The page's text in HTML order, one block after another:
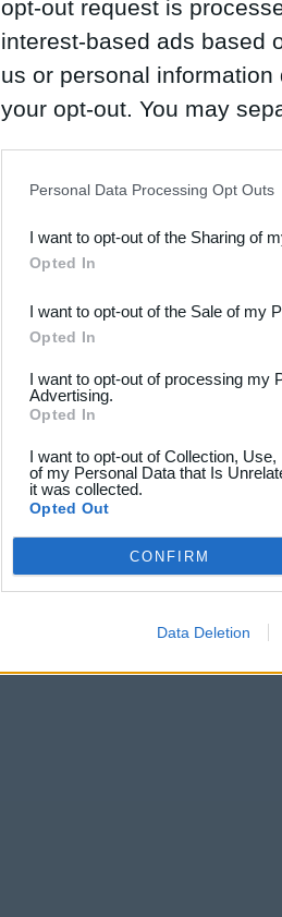
opt-out request is
interest-based ads based
us or personal
your opt-out. You may
Downstream Participants
third parties.
Personal Data Processing Opt Outs
I want to opt-out of the Sharing of
Opted In
I want to opt-out of the Sale of my
Opted In
I want to opt-out of processing my
Advertising.
Opted In
I want to opt-out of Collection,
of my Personal Data that Is
it was collected.
Opted Out
CONFIRM
Data Deletion